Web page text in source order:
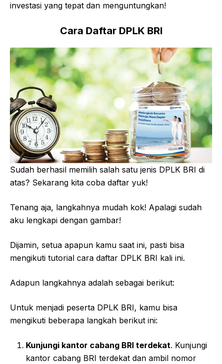
investasi yang tepat dan menguntungkan!
Cara Daftar DPLK BRI
Sudah berhasil memilih salah satu jenis DPLK BRI di
atas? Sekarang kita coba daftar yuk!
Tenang aja, langkahnya mudah kok! Apalagi sudah
aku lengkapi dengan gambar!
Dijamin, setua apapun kamu saat ini, pasti bisa
mengikuti tutorial cara daftar DPLK BRI kali ini.
Adapun langkahnya adalah sebagai berikut:
Untuk menjadi peserta DPLK BRI, kamu bisa
mengikuti beberapa langkah berikut ini:
Kunjungi kantor cabang BRI terdekat. Kunjungi
kantor cabang BRI terdekat dan ambil nomor